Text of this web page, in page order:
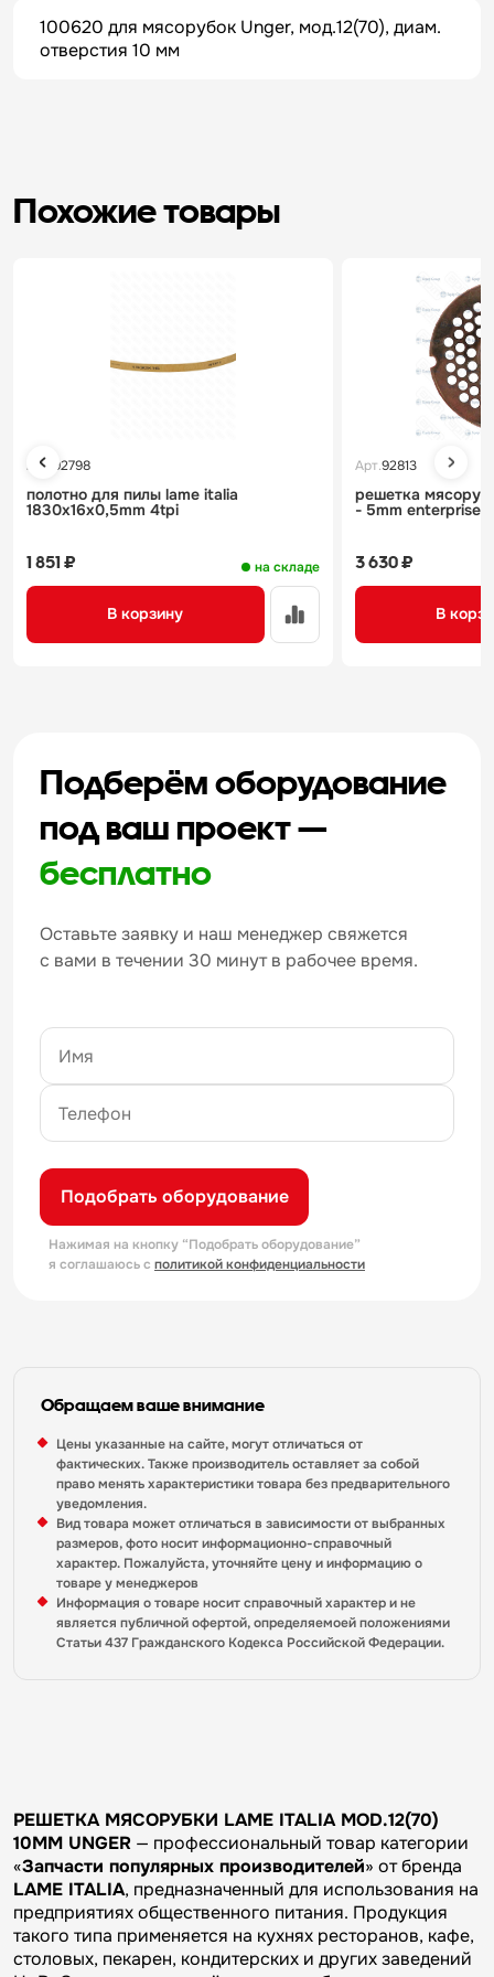
100620 для мясорубок Unger, мод.12(70), диам.
отверстия 10 мм
Похожие товары
Арт. 92798
полотно для пилы lame italia
1830x16x0,5mm 4tpi
на складе
1 851 ₽
В корзину
Арт.92813
решетка
- 5mm enterprise
3 630 ₽
В
Подберём оборудование
под ваш проект —
бесплатно
Оставьте заявку и наш менеджер свяжется
с вами в течении 30 минут в рабочее время.
Подобрать оборудование
Нажимая на кнопку “Подобрать оборудование”
я соглашаюсь с политикой конфиденциальности
Обращаем ваше внимание
Цены указанные на сайте, могут отличаться от
фактических. Также производитель оставляет за собой
право менять характеристики товара без предварительного
уведомления.
Вид товара может отличаться в зависимости от выбранных
размеров, фото носит информационно-справочный
характер. Пожалуйста, уточняйте цену и информацию о
товаре у менеджеров
Информация о товаре носит справочный характер и не
является публичной офертой, определяемоей положениями
Статьи 437 Гражданского Кодекса Российской Федерации.
РЕШЕТКА МЯСОРУБКИ LAME ITALIA MOD.12(70)
10MM UNGER — профессиональный товар категории
«Запчасти популярных производителей» от бренда
LAME ITALIA, предназначенный для использования на
предприятиях общественного питания. Продукция
такого типа применяется на кухнях ресторанов, кафе,
столовых, пекарен, кондитерских и других заведений